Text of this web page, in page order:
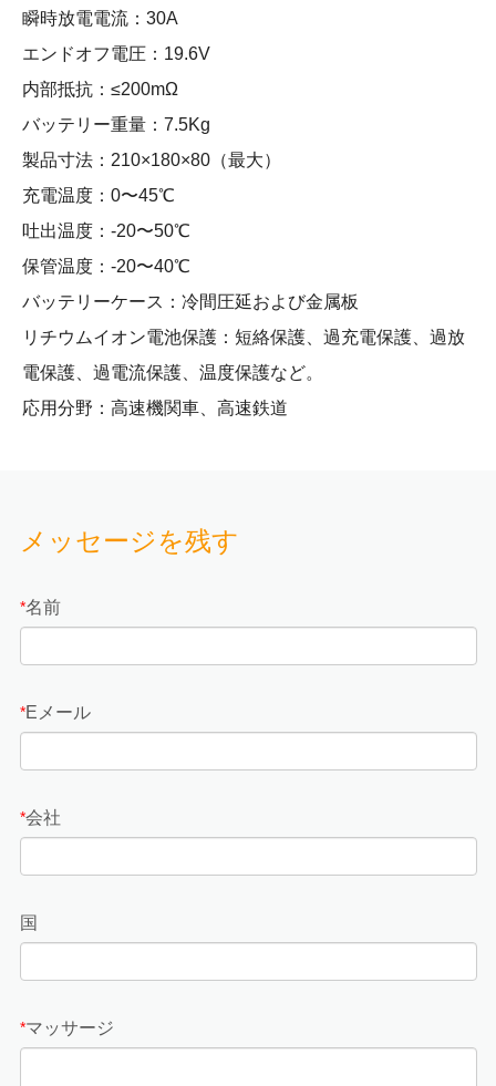
瞬時放電電流：30A
エンドオフ電圧：19.6V
内部抵抗：≤200mΩ
バッテリー重量：7.5Kg
製品寸法：210×180×80（最大）
充電温度：0〜45℃
吐出温度：-20〜50℃
保管温度：-20〜40℃
バッテリーケース：冷間圧延および金属板
リチウムイオン電池保護：短絡保護、過充電保護、過放
電保護、過電流保護、温度保護など。
応用分野：高速機関車、高速鉄道
メッセージを残す
*名前
*Eメール
*会社
国
*マッサージ